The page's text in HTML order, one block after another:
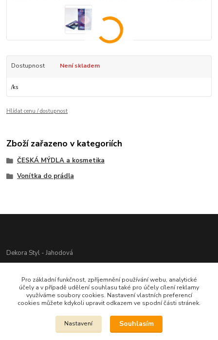
Dostupnost Není skladem
/ks
Hlídat cenu / dostupnost
Zboží zařazeno v kategoriích
ČESKÁ MÝDLA a kosmetika
Vonítka do prádla
Dekora Styl - Jahodová
721312944
info@zbozi-darky.cz
Pro základní funkčnost, zpříjemnění používání webu, analytické
účely a v případě udělení souhlasu také pro účely cílení reklamy
využíváme soubory cookies. Nastavení vlastních preferencí
cookies můžete kdykoli upravit odkazem ve spodní části stránek.
Nastavení Souhlasím